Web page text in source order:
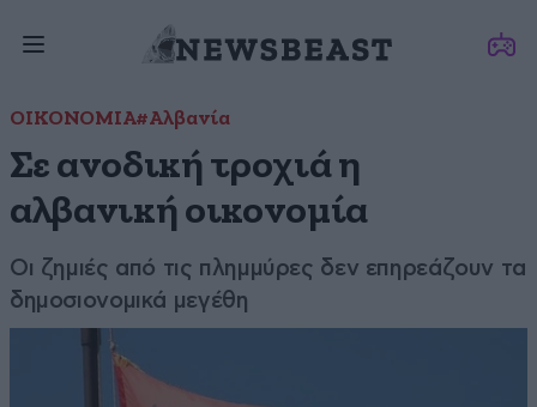
ΟΙΚΟΝΟΜΙΑ#Αλβανία
Σε ανοδική τροχιά η
αλβανική οικονομία
Οι ζημιές από τις πλημμύρες δεν επηρεάζουν τα
δημοσιονομικά μεγέθη